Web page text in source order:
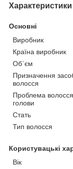
Характеристики
Основні
Виробник
Країна виробник
Об`єм
Призначення
волосся
Проблема волосся
голови
Стать
Тип волосся
Користувацькі
Вік